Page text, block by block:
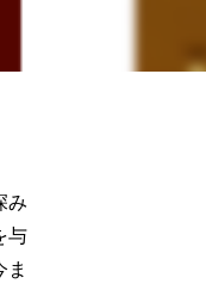
み
与
ま